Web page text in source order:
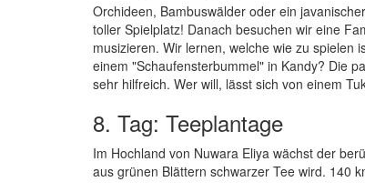
Orchideen, Bambuswälder oder ein
toller Spielplatz! Danach besuchen wir eine
musizieren. Wir lernen, welche wie zu spielen
einem "Schaufensterbummel" in Kandy? Die
sehr hilfreich. Wer will, lässt sich von einem
8. Tag: Teeplantage
Im Hochland von Nuwara Eliya wächst der
aus grünen Blättern schwarzer Tee wird. 140